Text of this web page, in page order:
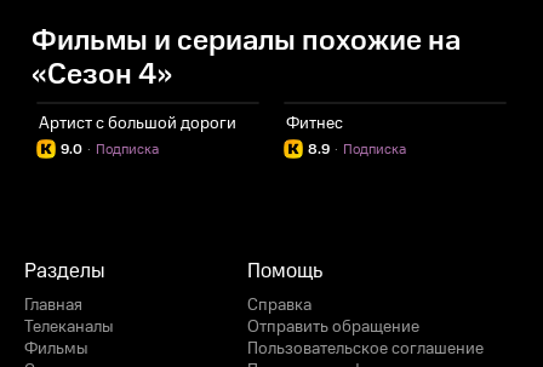
Фильмы и сериалы похожие на
«Сезон 4»
Артист с большой дороги
9.0 Подписка
·
Фитнес
8.9 Подписка
·
Разделы
Главная
Телеканалы
Фильмы
Помощь
Справка
Отправить обращение
Пользовательское соглашение